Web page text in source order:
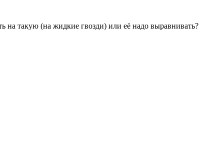
на такую (на жидкие гвозди) или её надо выравнивать?